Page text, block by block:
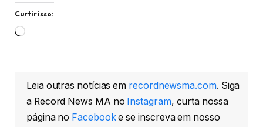
Curtir isso:
Carregando...
Leia outras notícias em recordnewsma.com. Siga
a Record News MA no Instagram, curta nossa
página no Facebooke se inscreva em nosso